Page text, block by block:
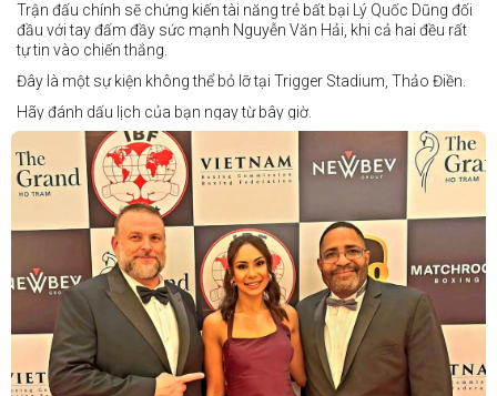
Trận đấu chính sẽ chứng kiến tài năng trẻ bất bại Lý Quốc Dũng đối
đầu với tay đấm đầy sức mạnh Nguyễn Văn Hải, khi cả hai đều rất
tự tin vào chiến thắng.
Đây là một sự kiện không thể bỏ lỡ tại Trigger Stadium, Thảo Điền.
Hãy đánh dấu lịch của bạn ngay từ bây giờ.
Thông tin cập nhật sẽ sớm được công bố.